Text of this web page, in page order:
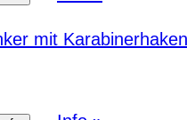
mit Karabinerhaken